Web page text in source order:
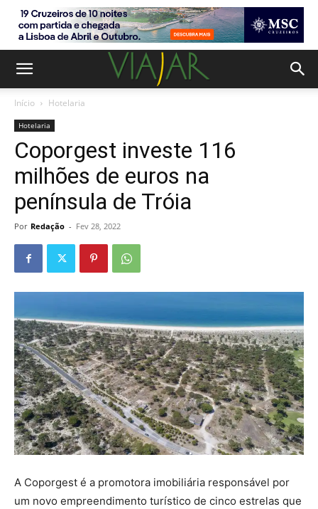
Início Hotelaria
Hotelaria
Coporgest investe 116
milhões de euros na
península de Tróia
Por Redação - Fev 28, 2022
A Coporgest é a promotora imobiliária responsável por
um novo empreendimento turístico de cinco estrelas que